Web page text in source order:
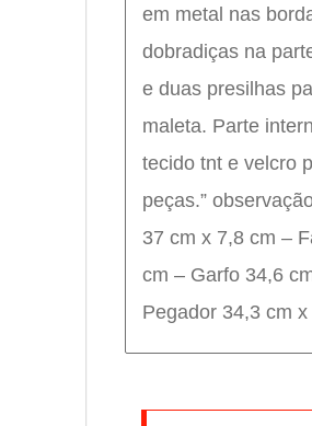
em metal nas
dobradiças na
e duas presilhas
maleta. Parte
tecido tnt e velcro
peças.”
37 cm x 7,8 cm –
cm – Garfo 34,6
Pegador 34,3 cm x